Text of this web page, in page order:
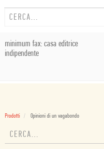
minimum fax: casa editrice
indipendente
Prodotti Opinioni di un vagabondo